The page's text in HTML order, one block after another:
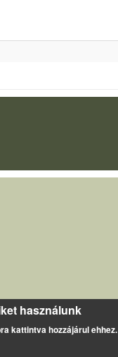
használunk
kattintva hozzájárul ehhez.